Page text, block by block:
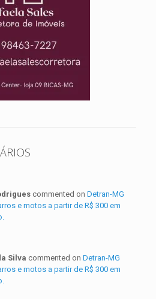
commented on Detran-MG
e motos a partir de R$ 300 em
Silva commented on Detran-MG
e motos a partir de R$ 300 em